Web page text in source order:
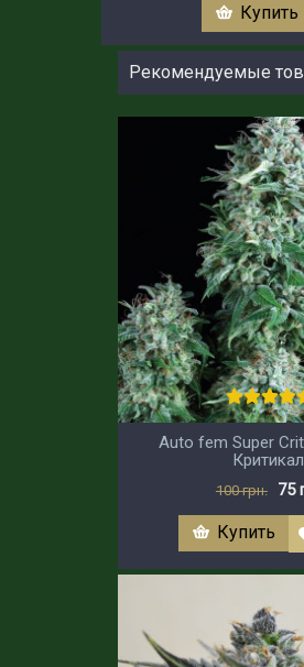
Купить
Рекомендуемые
Auto fem Super
100 грн. 75
Купить